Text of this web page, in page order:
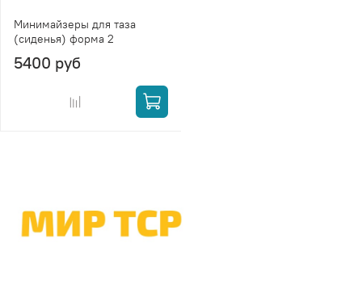
Минимайзеры для таза
(сиденья) форма 2
5400 руб